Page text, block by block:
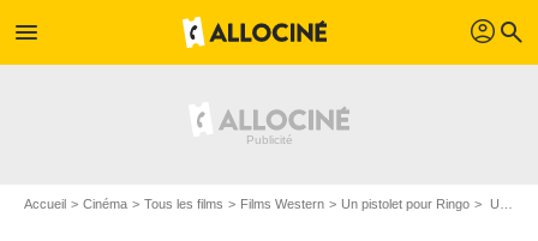
menu profil search
Accueil Cinéma Tous les films Films Western Un pistolet pour Ringo Un pistolet pour Ringo en DVD Blu Ray